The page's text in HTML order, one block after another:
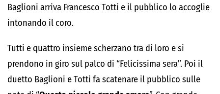
Baglioni arriva Francesco Totti e il pubblico lo accoglie
intonando il coro.
Tutti e quattro insieme scherzano tra di loro e si
prendono in giro sul palco di “Felicissima sera”. Poi il
duetto Baglioni e Totti fa scatenare il pubblico sulle